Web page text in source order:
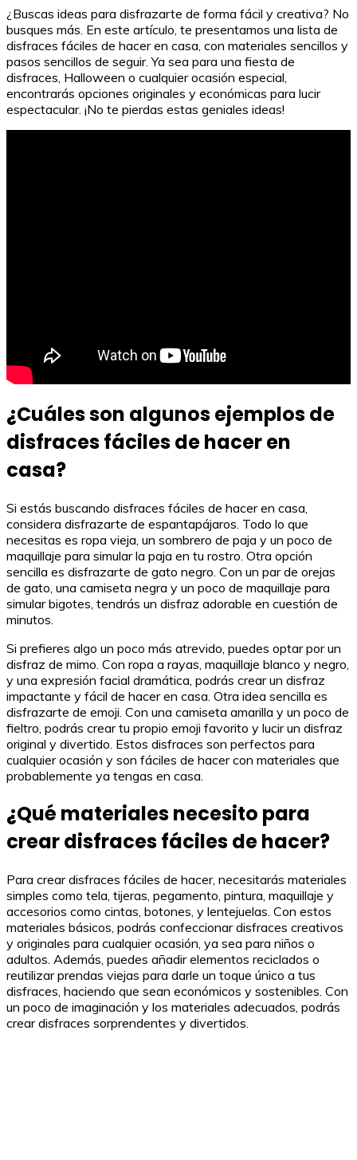
¿Buscas ideas para disfrazarte de forma fácil y creativa? No
busques más. En este artículo, te presentamos una lista de
disfraces fáciles de hacer en casa, con materiales sencillos y
pasos sencillos de seguir. Ya sea para una fiesta de
disfraces, Halloween o cualquier ocasión especial,
encontrarás opciones originales y económicas para lucir
espectacular. ¡No te pierdas estas geniales ideas!
¿Cuáles son algunos ejemplos de
disfraces fáciles de hacer en
casa?
Si estás buscando disfraces fáciles de hacer en casa,
considera disfrazarte de espantapájaros. Todo lo que
necesitas es ropa vieja, un sombrero de paja y un poco de
maquillaje para simular la paja en tu rostro. Otra opción
sencilla es disfrazarte de gato negro. Con un par de orejas
de gato, una camiseta negra y un poco de maquillaje para
simular bigotes, tendrás un disfraz adorable en cuestión de
minutos.
Si prefieres algo un poco más atrevido, puedes optar por un
disfraz de mimo. Con ropa a rayas, maquillaje blanco y negro,
y una expresión facial dramática, podrás crear un disfraz
impactante y fácil de hacer en casa. Otra idea sencilla es
disfrazarte de emoji. Con una camiseta amarilla y un poco de
fieltro, podrás crear tu propio emoji favorito y lucir un disfraz
original y divertido. Estos disfraces son perfectos para
cualquier ocasión y son fáciles de hacer con materiales que
probablemente ya tengas en casa.
¿Qué materiales necesito para
crear disfraces fáciles de hacer?
Para crear disfraces fáciles de hacer, necesitarás materiales
simples como tela, tijeras, pegamento, pintura, maquillaje y
accesorios como cintas, botones, y lentejuelas. Con estos
materiales básicos, podrás confeccionar disfraces creativos
y originales para cualquier ocasión, ya sea para niños o
adultos. Además, puedes añadir elementos reciclados o
reutilizar prendas viejas para darle un toque único a tus
disfraces, haciendo que sean económicos y sostenibles. Con
un poco de imaginación y los materiales adecuados, podrás
crear disfraces sorprendentes y divertidos.